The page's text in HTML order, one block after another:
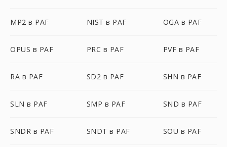
MP2 в PAF NIST в PAF OGA в PAF
OPUS в PAF PRC в PAF PVF в PAF
RA в PAF SD2 в PAF SHN в PAF
SLN в PAF SMP в PAF SND в PAF
SNDR в PAF SNDT в PAF SOU в PAF